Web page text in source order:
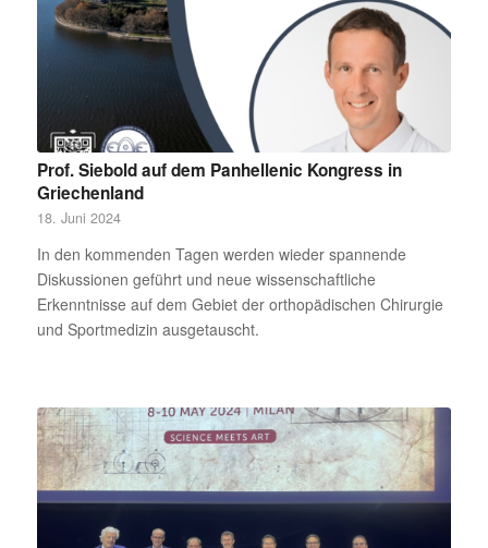
Prof. Siebold auf dem Panhellenic Kongress in
Griechenland
18. Juni 2024
In den kommenden Tagen werden wieder spannende
Diskussionen geführt und neue wissenschaftliche
Erkenntnisse auf dem Gebiet der orthopädischen Chirurgie
und Sportmedizin ausgetauscht.